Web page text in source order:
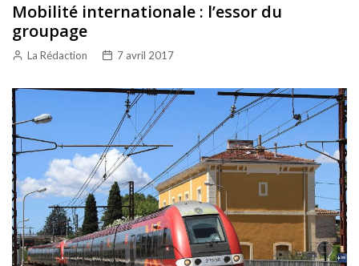
Mobilité internationale : l’essor du
groupage
La Rédaction 7 avril 2017